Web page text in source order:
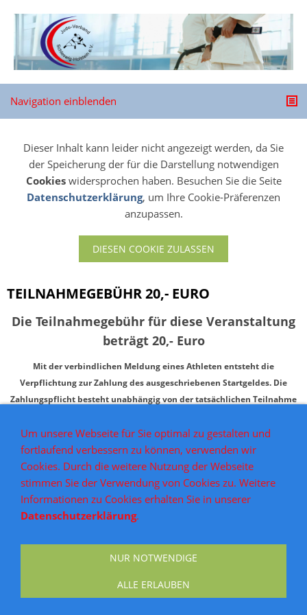
Navigation einblenden
Dieser Inhalt kann leider nicht angezeigt werden, da Sie
der Speicherung der für die Darstellung notwendigen
Cookieswidersprochen haben. Besuchen Sie die Seite
Datenschutzerklärung, um Ihre Cookie-Präferenzen
anzupassen.
DIESEN COOKIE ZULASSEN
TEILNAHMEGEBÜHR 20,- EURO
Die Teilnahmegebühr für diese Veranstaltung
beträgt 20,- Euro
Mit der verbindlichen Meldung eines Athleten entsteht die
Verpflichtung zur Zahlung des ausgeschriebenen Startgeldes. Die
Zahlungspflicht besteht unabhängig von der tatsächlichen Teilnahme
Eine Erstattung des Startgeldes bei Nichtantritt oder Abmeldung nach
Meldeschluss ist grundsätzlich ausgeschlossen. Dies gilt auch bei
kurzfristiger Verhinderung des Athleten.
Abweichende Regelungen können ausschließlich in der jeweiligen
Ausschreibung ausdrücklich vorgesehen werden.
Um unsere Webseite für Sie optimal zu gestalten und
fortlaufend verbessern zu können, verwenden wir
Cookies. Durch die weitere Nutzung der Webseite
stimmen Sie der Verwendung von Cookies zu. Weitere
Informationen zu Cookies erhalten Sie in unserer
Datenschutzerklärung.
NUR NOTWENDIGE
ALLE ERLAUBEN